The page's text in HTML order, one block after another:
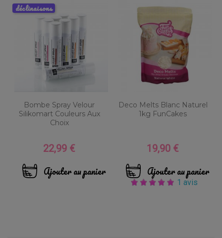
Bombe Spray Velour
Silikomart Couleurs Aux
Choix
Prix
22,99 €
Ajouter au panier
déclinaisons
Deco Melts Blanc Naturel
1kg FunCakes
Prix
19,90 €
Ajouter au panier
1 avis